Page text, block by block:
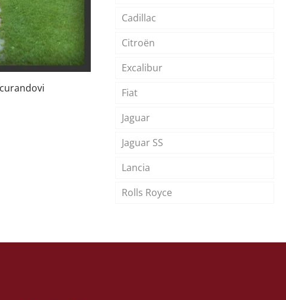
Cadillac
Citroën
Excalibur
Fiat
Jaguar
Jaguar SS
Lancia
Rolls Royce